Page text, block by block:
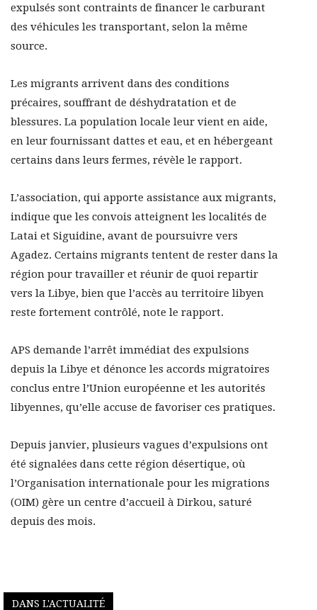
expulsés sont contraints de financer le carburant
des véhicules les transportant, selon la même
source.
Les migrants arrivent dans des conditions
précaires, souffrant de déshydratation et de
blessures. La population locale leur vient en aide,
en leur fournissant dattes et eau, et en hébergeant
certains dans leurs fermes, révèle le rapport.
L’association, qui apporte assistance aux migrants,
indique que les convois atteignent les localités de
Latai et Siguidine, avant de poursuivre vers
Agadez. Certains migrants tentent de rester dans la
région pour travailler et réunir de quoi repartir
vers la Libye, bien que l’accès au territoire libyen
reste fortement contrôlé, note le rapport.
APS demande l’arrêt immédiat des expulsions
depuis la Libye et dénonce les accords migratoires
conclus entre l’Union européenne et les autorités
libyennes, qu’elle accuse de favoriser ces pratiques.
Depuis janvier, plusieurs vagues d’expulsions ont
été signalées dans cette région désertique, où
l’Organisation internationale pour les migrations
(OIM) gère un centre d’accueil à Dirkou, saturé
depuis des mois.
DANS L'ACTUALITÉ